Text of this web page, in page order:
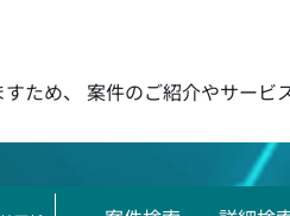
ため、 案件のご紹介やサービ